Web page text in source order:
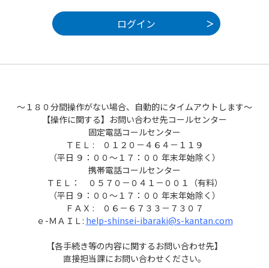
～１８０分間操作がない場合、自動的にタイムアウトします～
【操作に関する】お問い合わせ先コールセンター
固定電話コールセンター
ＴＥＬ : ０１２０－４６４－１１９
（平日 ９：００～１７：００ 年末年始除く）
携帯電話コールセンター
ＴＥＬ： ０５７０－０４１－００１（有料）
（平日 ９：００～１７：００ 年末年始除く）
ＦＡＸ : ０６－６７３３－７３０７
ｅ-ＭＡＩＬ: help-shinsei-ibaraki@s-kantan.com
【各手続き等の内容に関するお問い合わせ先】
直接担当課にお問い合わせください。